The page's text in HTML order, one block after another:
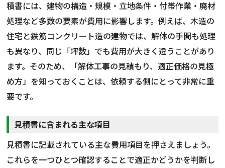
積書には、建物の構造・規模・立地条件・付帯作業・廃材
処理など多数の要素が費用に影響します。例えば、木造の
住宅と鉄筋コンクリート造の建物では、解体の手間も処理
も異なり、同じ「坪数」でも費用が大きく違うことがあり
ます。そのため、「解体工事の見積もり、適正価格の見極
め方」を知っておくことは、依頼する側にとって非常に重
要です。
見積書に含まれる主な項目
見積書に記載されている主な費用項目を押さえましょう。
これらを一つひとつ確認することで適正かどうかを判断し